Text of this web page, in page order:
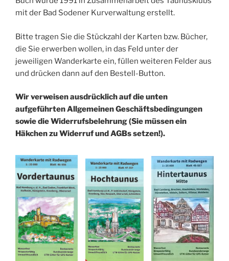
mit der Bad Sodener Kurverwaltung erstellt.
Bitte tragen Sie die Stückzahl der Karten bzw. Bücher,
die Sie erwerben wollen, in das Feld unter der
jeweiligen Wanderkarte ein, füllen weiteren Felder aus
und drücken dann auf den Bestell-Button.
Wir verweisen ausdrücklich auf die unten
aufgeführten Allgemeinen Geschäftsbedingungen
sowie die Widerrufsbelehrung (Sie müssen ein
Häkchen zu Widerruf und AGBs setzen!).